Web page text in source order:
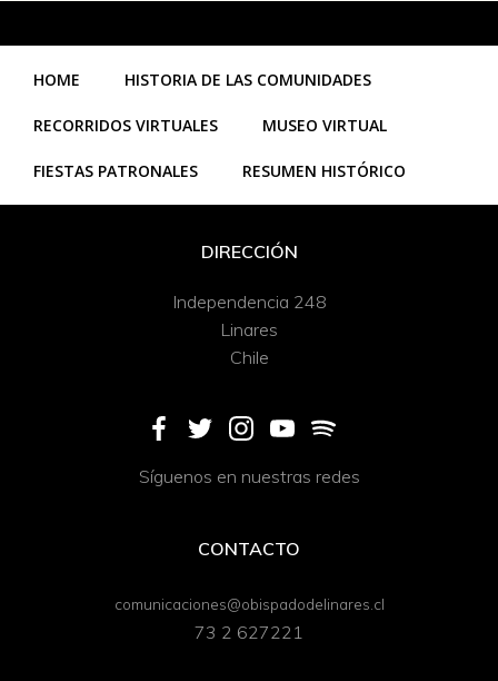
HOME HISTORIA DE LAS COMUNIDADES
RECORRIDOS VIRTUALES MUSEO VIRTUAL
FIESTAS PATRONALES RESUMEN HISTÓRICO
DIRECCIÓN
Independencia 248
Linares
Chile
Síguenos en nuestras redes
CONTACTO
comunicaciones@obispadodelinares.cl
73 2 627221